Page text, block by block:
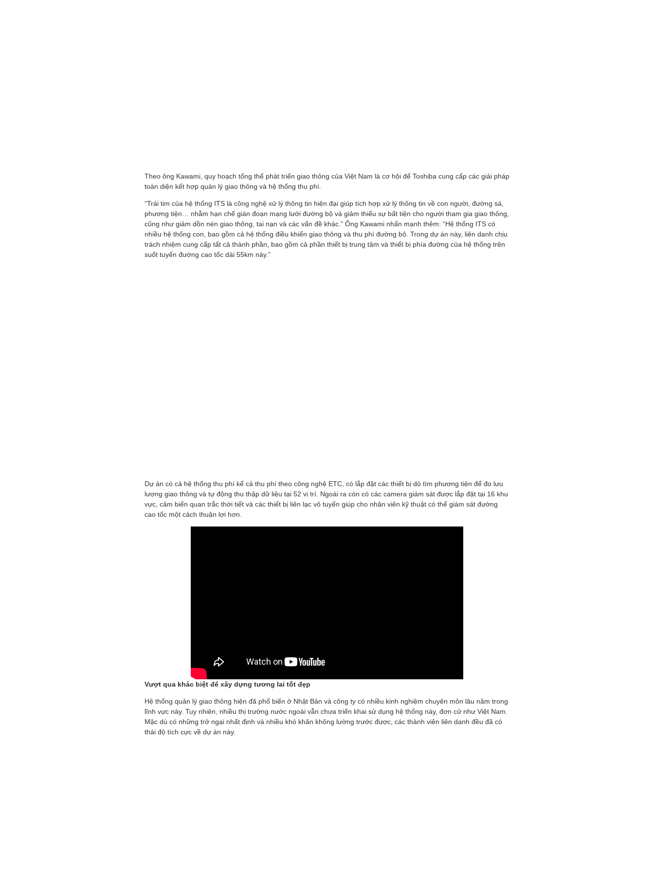
Theo ông Kawami, quy hoạch tổng thể phát triển giao thông của Việt Nam là cơ hội để Toshiba cung cấp các giải pháp
toàn diện kết hợp quản lý giao thông và hệ thống thu phí.
“Trái tim của hệ thống ITS là công nghệ xử lý thông tin hiện đại giúp tích hợp xử lý thông tin về con người, đường sá,
phương tiện… nhằm hạn chế gián đoạn mạng lưới đường bộ và giảm thiểu sự bất tiện cho người tham gia giao thông,
cũng như giảm dồn nén giao thông, tai nạn và các vấn đề khác.” Ông Kawami nhấn mạnh thêm: “Hệ thống ITS có
nhiều hệ thống con, bao gồm cả hệ thống điều khiển giao thông và thu phí đường bộ. Trong dự án này, liên danh chịu
trách nhiệm cung cấp tất cả thành phần, bao gồm cả phần thiết bị trung tâm và thiết bị phía đường của hệ thống trên
suốt tuyến đường cao tốc dài 55km này.”
Dự án có cả hệ thống thu phí kể cả thu phí theo công nghệ ETC, có lắp đặt các thiết bị dò tìm phương tiện để đo lưu
lượng giao thông và tự động thu thập dữ liệu tại 52 vị trí. Ngoài ra còn có các camera giám sát được lắp đặt tại 16 khu
vực, cảm biến quan trắc thời tiết và các thiết bị liên lạc vô tuyến giúp cho nhân viên kỹ thuật có thể giám sát đường
cao tốc một cách thuận lợi hơn.
Vượt qua khác biệt để xây dựng tương lai tốt đẹp
Hệ thống quản lý giao thông hiện đã phổ biến ở Nhật Bản và công ty có nhiều kinh nghiệm chuyên môn lâu năm trong
lĩnh vực này. Tuy nhiên, nhiều thị trường nước ngoài vẫn chưa triển khai sử dụng hệ thống này, đơn cử như Việt Nam.
Mặc dù có những trở ngại nhất định và nhiều khó khăn không lường trước được, các thành viên liên danh đều đã có
thái độ tích cực về dự án này.